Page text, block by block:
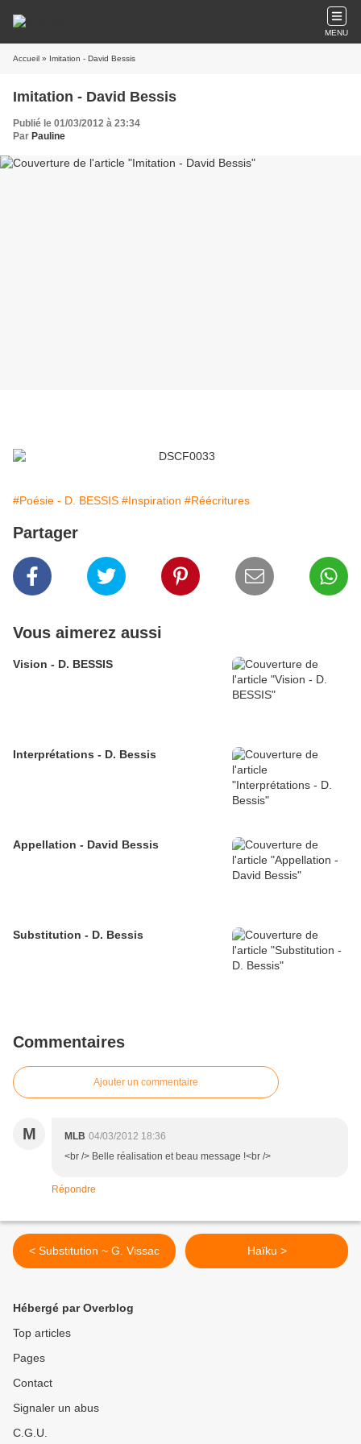
MENU
Accueil » Imitation - David Bessis
Imitation - David Bessis
Publié le 01/03/2012 à 23:34
Par Pauline
#Poésie - D. BESSIS #Inspiration #Réécritures
Partager
Vous aimerez aussi
Vision - D. BESSIS
Interprétations - D. Bessis
Appellation - David Bessis
Substitution - D. Bessis
Commentaires
Ajouter un commentaire
M MLB 04/03/2012 18:36
<br /> Belle réalisation et beau message !<br />
Répondre
< Substitution ~ G. Vissac Haïku >
Hébergé par Overblog
Top articles
Pages
Contact
Signaler un abus
C.G.U.